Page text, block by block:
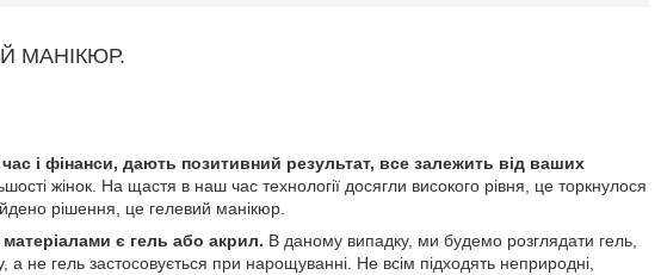
МАНІКЮР.
і фінанси, дають позитивний результат, все залежить від ваших
жінок. На щастя в наш час технології досягли високого рівня, це торкнулося
рішення, це гелевий манікюр.
є гель або акрил. В даному випадку, ми будемо розглядати гель,
а не гель застосовується при нарощуванні. Не всім підходять неприродні,